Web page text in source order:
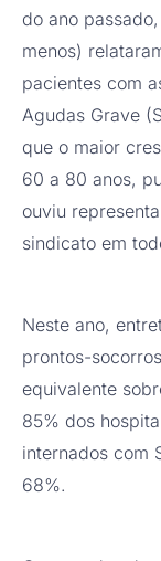
do ano
menos)
pacientes com
Agudas Grave
que o maior
60 a 80 anos,
ouviu
sindicato em
Neste ano,
prontos-
equivalente
85% dos
internados com
68%.